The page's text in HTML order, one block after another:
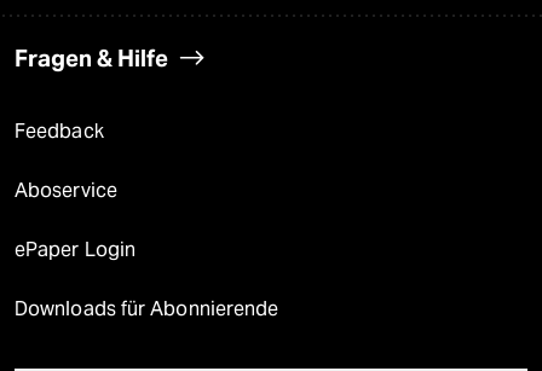
Fragen & Hilfe
Feedback
Aboservice
ePaper Login
Downloads für Abonnierende